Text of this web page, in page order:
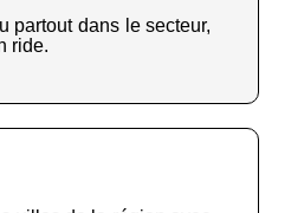
partout dans le secteur,
ride.